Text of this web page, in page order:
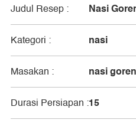
Judul Resep : Nasi
Kategori : nasi
Masakan : nasi
Durasi Persiapan :15